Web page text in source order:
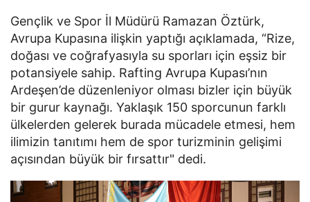
Gençlik ve Spor İl Müdürü Ramazan Öztürk,
Avrupa Kupasına ilişkin yaptığı açıklamada, “Rize,
doğası ve coğrafyasıyla su sporları için eşsiz bir
potansiyele sahip. Rafting Avrupa Kupası’nın
Ardeşen’de düzenleniyor olması bizler için büyük
bir gurur kaynağı. Yaklaşık 150 sporcunun farklı
ülkelerden gelerek burada mücadele etmesi, hem
ilimizin tanıtımı hem de spor turizminin gelişimi
açısından büyük bir fırsattır" dedi.